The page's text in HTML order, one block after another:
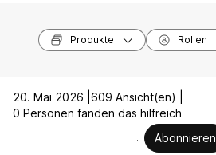
Produkte Rollen
20. Mai 2026 | 609 Ansicht(en) |
0 Personen fanden das hilfreich
Abonnieren